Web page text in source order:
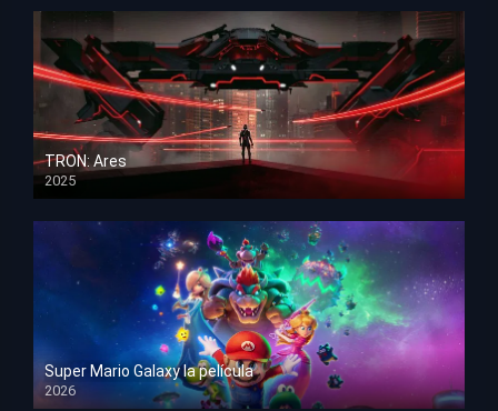
TRON: Ares
2025
HD 1080p
Super Mario Galaxy la película
2026
HD 1080p